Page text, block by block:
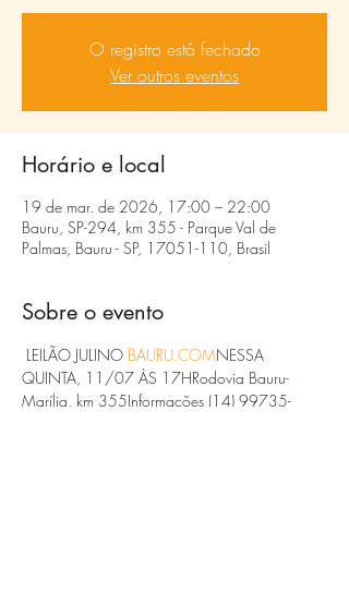
O registro está fechado
Ver outros eventos
Horário e local
19 de mar. de 2026, 17:00 – 22:00
Bauru, SP-294, km 355 - Parque Val de
Palmas, Bauru - SP, 17051-110, Brasil
Sobre o evento
LEILÃO JULINO BAURU.COMNESSA
QUINTA, 11/07 ÀS 17HRodovia Bauru-
Marília, km 355Informações (14) 99735-